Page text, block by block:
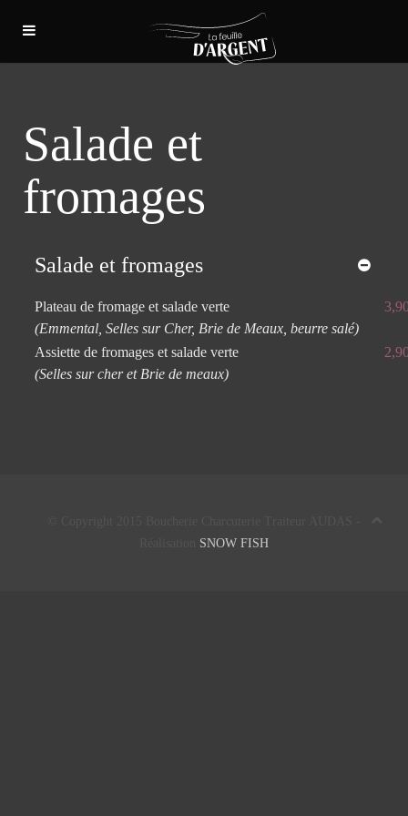
Salade et
fromages
Salade et fromages
Plateau de fromage et salade verte
(Emmental, Selles sur Cher, Brie de Meaux, beurre salé)
Assiette de fromages et salade verte
(Selles sur cher et Brie de meaux)
SNOW FISH